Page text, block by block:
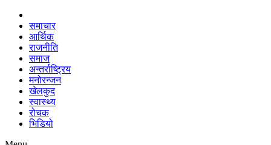
समाचार
आर्थिक
राजनीति
समाज
अन्तर्राष्ट्रिय
मनोरन्जन
खेलकुद
स्वास्थ्य
रोचक
भिडियो